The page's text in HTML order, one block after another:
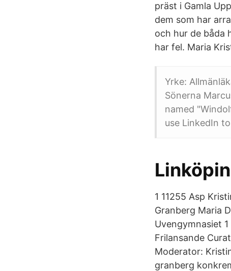
präst i Gamla
dem som har
och hur de båda
har fel. Maria
Yrke:
Sönerna
named
use LinkedIn
1 11255 Asp
Granberg Maria
Uvengymnasiet
Frilansande
Moderator:
granberg